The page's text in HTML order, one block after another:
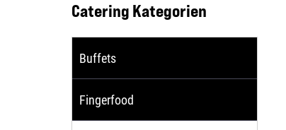
Catering Kategorien
Buffets
Fingerfood